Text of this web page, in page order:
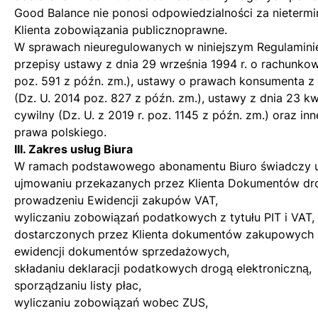
Good Balance nie ponosi odpowiedzialności za
Klienta zobowiązania publicznoprawne.
W sprawach nieuregulowanych w niniejszym
przepisy ustawy z dnia 29 września 1994 r. o
poz. 591 z późn. zm.), ustawy o prawach konsumenta
(Dz. U. 2014 poz. 827 z późn. zm.), ustawy z dnia 23
cywilny (Dz. U. z 2019 r. poz. 1145 z późn. zm.) oraz
prawa polskiego.
III. Zakres usług Biura
W ramach podstawowego abonamentu Biuro świadczy
ujmowaniu przekazanych przez Klienta Dokumentów
prowadzeniu Ewidencji zakupów VAT,
wyliczaniu zobowiązań podatkowych z tytułu PIT i
dostarczonych przez Klienta dokumentów
ewidencji dokumentów sprzedażowych,
składaniu deklaracji podatkowych drogą elektroniczną,
sporządzaniu listy płac,
wyliczaniu zobowiązań wobec ZUS,